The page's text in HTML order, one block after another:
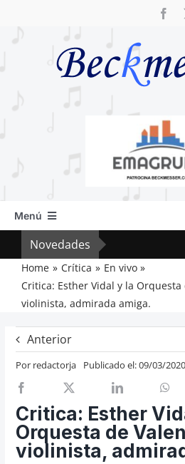
Menú
Inicio
Actual
Artículos
Previos de ópera
Entrevistas
Recomendación
Cosas de Beckmesser
Nosotros y privacidad
Buscar:
Novedades
Home Crítica
En vivo
Critica: Esther Vidal y la
violinista, admirada amiga.
Anterior
Por redactorja Publicado el: 09/03/2020
Critica: Esther
Orquesta de
violinista,